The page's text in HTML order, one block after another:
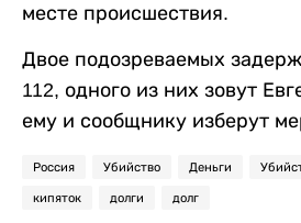
месте происшествия.
Двое подозреваемых
112, одного из них зовут
ему и сообщнику изберут
Россия Убийство Деньги
кипяток долги долг